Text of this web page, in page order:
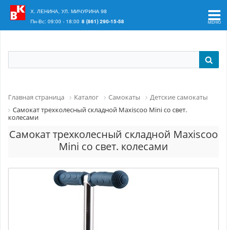
Ваш регион:
Х. ЛЕНИНА, УЛ. МИЧУРИНА 98
Пн-Вс: 09:00 - 18:00 8 (861) 290-15-58
Главная страница Каталог Самокаты
Детские самокаты
Самокат трехколесный складной Maxiscoo Mini со свет.
колесами
Самокат трехколесный складной Maxiscoo
Mini со свет. колесами